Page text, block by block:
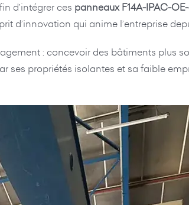
d’intégrer ces panneaux F14A-IPAC-
d’innovation qui anime l’entreprise
: concevoir des bâtiments plus
propriétés isolantes et sa faible